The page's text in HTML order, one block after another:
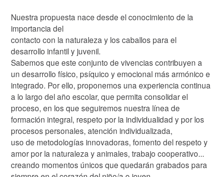
Nuestra propuesta nace desde el conocimiento de la
importancia del
contacto con la naturaleza y los caballos para el
desarrollo infantil y juvenil.
Sabemos que este conjunto de vivencias contribuyen a
un desarrollo físico, psíquico y emocional más armónico e
integrado. Por ello, proponemos una experiencia continua
a lo largo del año escolar, que permita consolidar el
proceso, en los que seguiremos nuestra línea de
formación integral, respeto por la individualidad y por los
procesos personales, atención individualizada,
uso de metodologías innovadoras, fomento del respeto y
amor por la naturaleza y animales, trabajo cooperativo...
creando momentos únicos que quedarán grabados para